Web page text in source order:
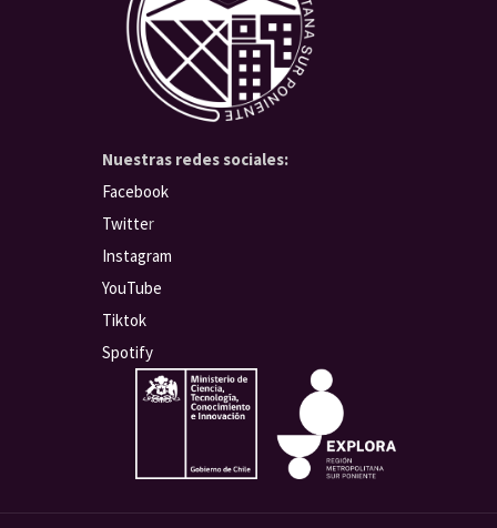
Nuestras redes sociales:
Facebook
Twitter
Instagram
YouTube
Tiktok
Spotify